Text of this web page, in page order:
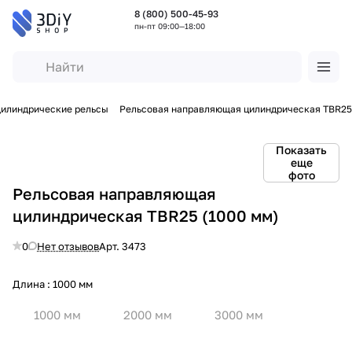
8 (800) 500-45-93
пн-пт 09:00—18:00
рельсы Рельсовая направляющая цилиндрическая TBR25
Показать
еще
фото
Рельсовая направляющая
цилиндрическая TBR25 (1000 мм)
0 Нет отзывовАрт. 3473
Длина : 1000 мм
1000 мм 2000 мм 3000 мм